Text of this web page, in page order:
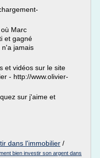
Marc
et gagné
n'a jamais
et vidéos sur le site
- http://www.olivier-
sur j'aime et
dans l'immobilier /
bien investir son argent dans